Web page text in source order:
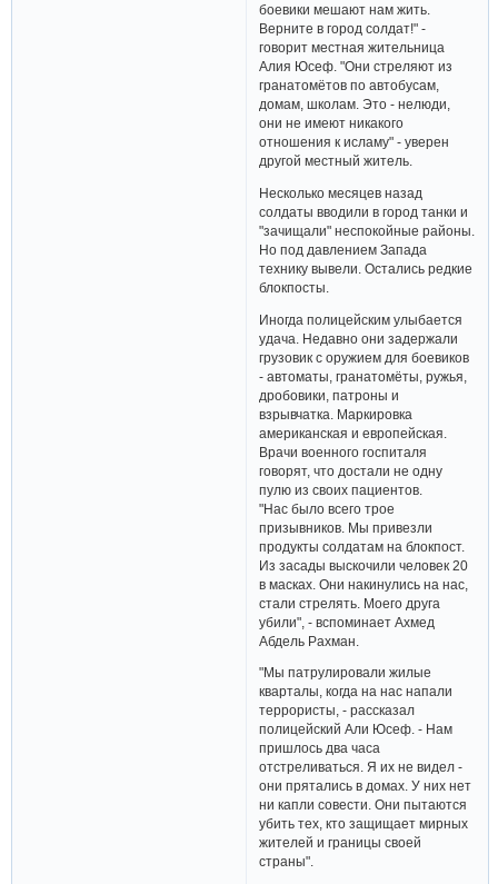
боевики мешают нам жить.
Верните в город солдат!" -
говорит местная жительница
Алия Юсеф. "Они стреляют из
гранатомётов по автобусам,
домам, школам. Это - нелюди,
они не имеют никакого
отношения к исламу" - уверен
другой местный житель.
Несколько месяцев назад
солдаты вводили в город танки и
"зачищали" неспокойные районы.
Но под давлением Запада
технику вывели. Остались редкие
блокпосты.
Иногда полицейским улыбается
удача. Недавно они задержали
грузовик с оружием для боевиков
- автоматы, гранатомёты, ружья,
дробовики, патроны и
взрывчатка. Маркировка
американская и европейская.
Врачи военного госпиталя
говорят, что достали не одну
пулю из своих пациентов.
"Нас было всего трое
призывников. Мы привезли
продукты солдатам на блокпост.
Из засады выскочили человек 20
в масках. Они накинулись на нас,
стали стрелять. Моего друга
убили", - вспоминает Ахмед
Абдель Рахман.
"Мы патрулировали жилые
кварталы, когда на нас напали
террористы, - рассказал
полицейский Али Юсеф. - Нам
пришлось два часа
отстреливаться. Я их не видел -
они прятались в домах. У них нет
ни капли совести. Они пытаются
убить тех, кто защищает мирных
жителей и границы своей
страны".